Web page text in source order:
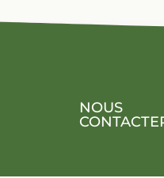
NOUS